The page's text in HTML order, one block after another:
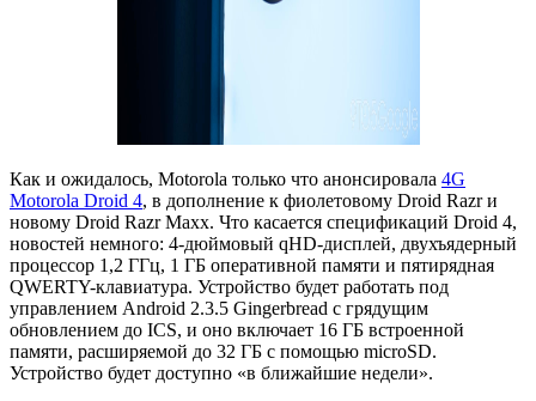
Как и ожидалось, Motorola только что анонсировала 4G
Motorola Droid 4, в дополнение к фиолетовому Droid Razr и
новому Droid Razr Maxx. Что касается спецификаций Droid 4,
новостей немного: 4-дюймовый qHD-дисплей, двухъядерный
процессор 1,2 ГГц, 1 ГБ оперативной памяти и пятирядная
QWERTY-клавиатура. Устройство будет работать под
управлением Android 2.3.5 Gingerbread с грядущим
обновлением до ICS, и оно включает 16 ГБ встроенной
памяти, расширяемой до 32 ГБ с помощью microSD.
Устройство будет доступно «в ближайшие недели».